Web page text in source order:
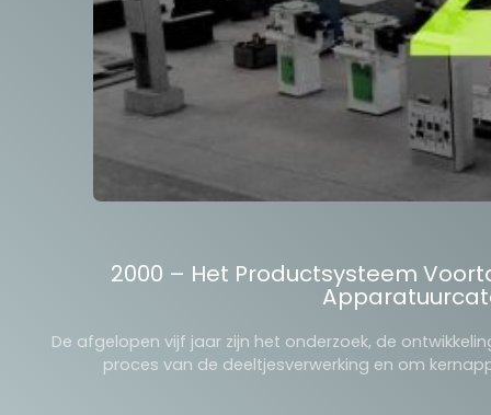
2000 – Het Productsysteem
De afgelopen vijf jaar zijn het onderzoek, de
proces van de deeltjesverwerking en om